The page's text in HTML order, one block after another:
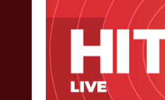
Telefon pentru
VIBER HIT
Email:
Chișinău, str.